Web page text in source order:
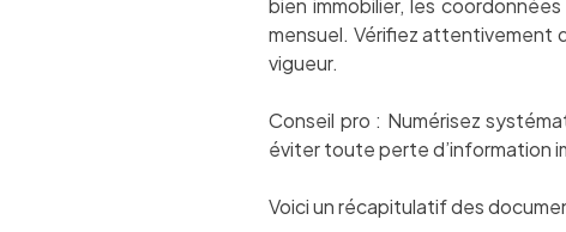
bien immobilier, les
mensuel. Vérifiez attentivement
vigueur.
Conseil pro : Numérisez
éviter toute perte d’information
Voici un récapitulatif des